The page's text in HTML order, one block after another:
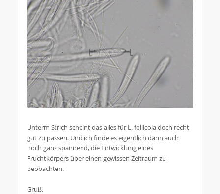
Unterm Strich scheint das alles für L. foliicola doch recht
gut zu passen. Und ich finde es eigentlich dann auch
noch ganz spannend, die Entwicklung eines
Fruchtkörpers über einen gewissen Zeitraum zu
beobachten.
Gruß,